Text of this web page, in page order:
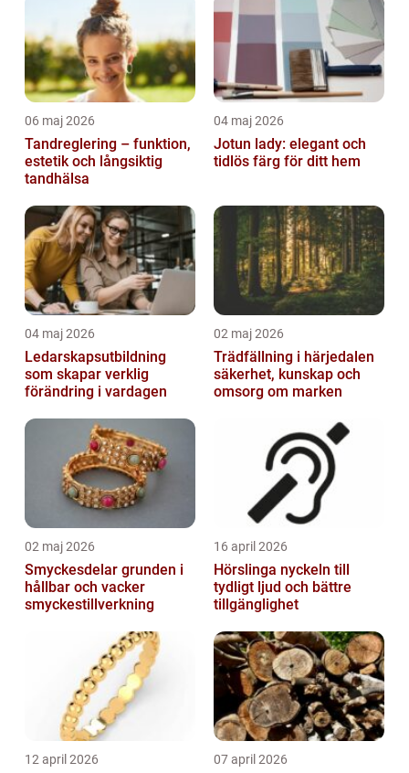
06 maj 2026
Tandreglering – funktion,
estetik och långsiktig
tandhälsa
04 maj 2026
Jotun lady: elegant och
tidlös färg för ditt hem
04 maj 2026
Ledarskapsutbildning
som skapar verklig
förändring i vardagen
02 maj 2026
Trädfällning i härjedalen
säkerhet, kunskap och
omsorg om marken
02 maj 2026
Smyckesdelar grunden i
hållbar och vacker
smyckestillverkning
16 april 2026
Hörslinga nyckeln till
tydligt ljud och bättre
tillgänglighet
12 april 2026 07 april 2026